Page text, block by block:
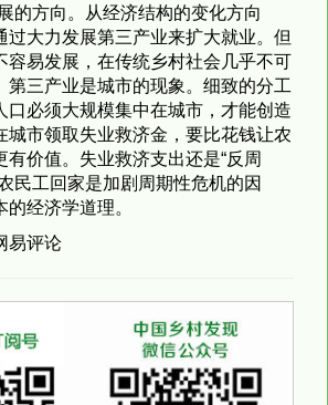
的方向。从经济结构的变化方向
过大力发展第三产业来扩大就业。但
容易发展，在传统乡村社会几乎不可
第三产业是城市的现象。细致的分工
口必须大规模集中在城市，才能创造
城市领取失业救济金，要比花钱让农
有价值。失业救济支出还是“反周
民工回家是加剧周期性危机的因
经济学道理。
易评论